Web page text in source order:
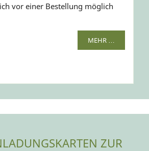
vor einer Bestellung möglich
MEHR …
ZUR